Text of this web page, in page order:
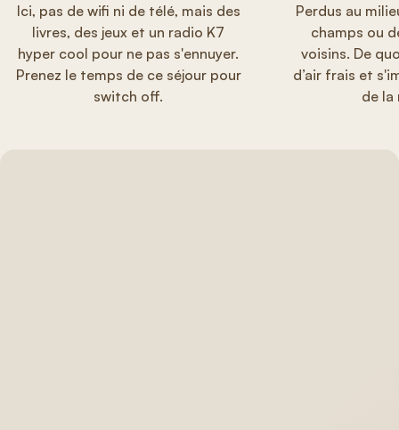
Ici, pas de wifi ni de télé, mais des
livres, des jeux et un radio K7
hyper cool pour ne pas s'ennuyer.
Prenez le temps de ce séjour pour
switch off.
Perdus au
champs ou
voisins. De
d’air frais et
de la